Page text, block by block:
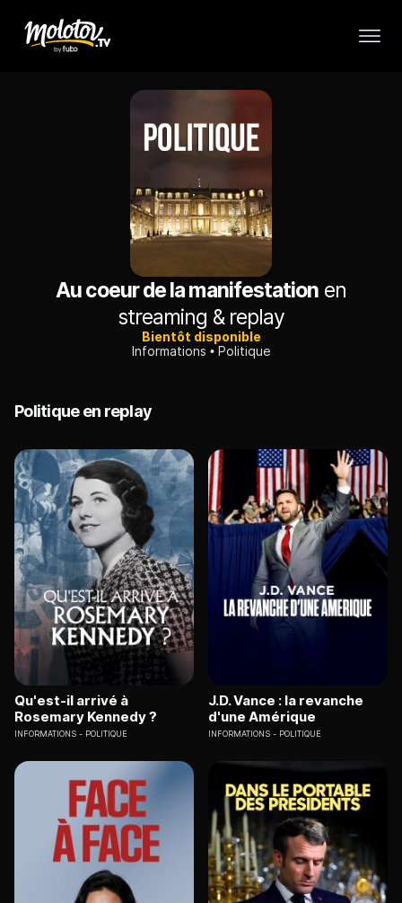
Au coeur de la manifestation en
streaming & replay
Bientôt disponible
Informations
Politique
Politique en replay
Qu'est-il arrivé à
Rosemary Kennedy ?
INFORMATIONS POLITIQUE
J.D. Vance : la revanche
d'une Amérique
INFORMATIONS POLITIQUE